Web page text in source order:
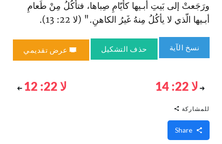
ورَجَعتْ إلى بَيتِ أبـيها كأيّامِ صِباها، فتأكُلُ مِنْ طَعامِ
أبـيها الّذي لا يأكُلُ مِنهُ غَيرُ الكاهنِ." (لا 22: 13).
نسخ الآية حذف التشكيل عرض تقديمي
لا 22: 14 لا 22: 12
للمشاركة